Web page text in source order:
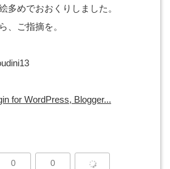
多めでおおくりしました。
、ご指摘を。
0 0